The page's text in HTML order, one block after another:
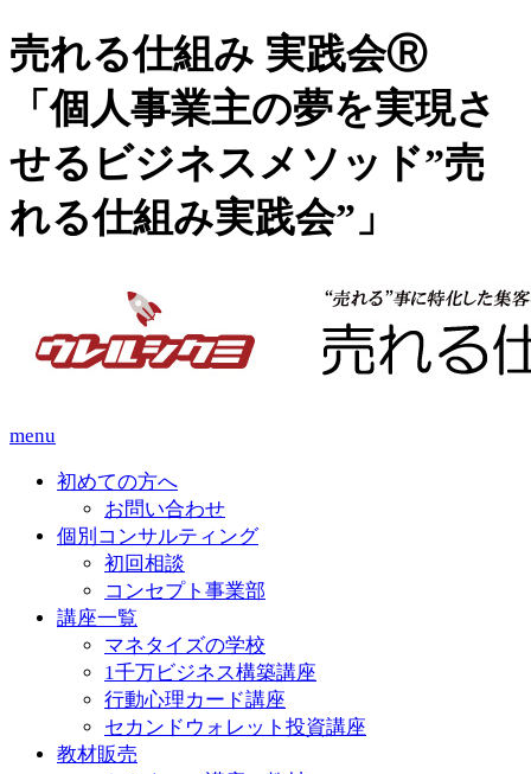
売れる仕組み 実践会Ⓡ
「個人事業主の夢を実現さ
せるビジネスメソッド”売
れる仕組み実践会”」
menu
初めての方へ
お問い合わせ
個別コンサルティング
初回相談
コンセプト事業部
講座一覧
マネタイズの学校
1千万ビジネス構築講座
行動心理カード講座
セカンドウォレット投資講座
教材販売